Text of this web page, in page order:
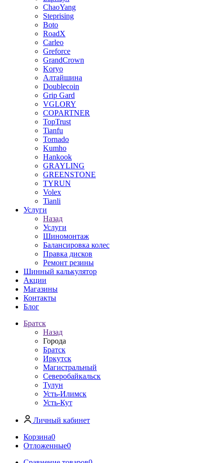
ChaoYang
Steprising
Boto
RoadX
Carleo
Greforce
GrandCrown
Koryo
Алтайшина
Doublecoin
Grip Gard
VGLORY
COPARTNER
TopTrust
Tianfu
Tornado
Kumho
Hankook
GRAYLING
GREENSTONE
TYRUN
Volex
Tianli
Услуги
Назад
Услуги
Шиномонтаж
Балансировка колес
Правка дисков
Ремонт резины
Шинный калькулятор
Акции
Магазины
Контакты
Блог
Братск
Назад
Города
Братск
Иркутск
Магистральный
Северобайкальск
Тулун
Усть-Илимск
Усть-Кут
Личный кабинет
Корзина0
Отложенные0